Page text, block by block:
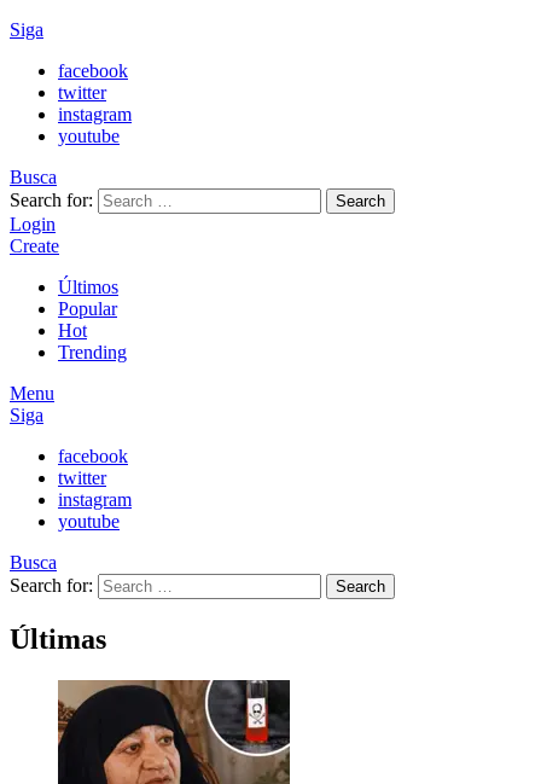
Siga
facebook
twitter
instagram
youtube
Busca
Search for:
Search
Login
Create
Últimos
Popular
Hot
Trending
Menu
Siga
facebook
twitter
instagram
youtube
Busca
Search for:
Search
Últimas